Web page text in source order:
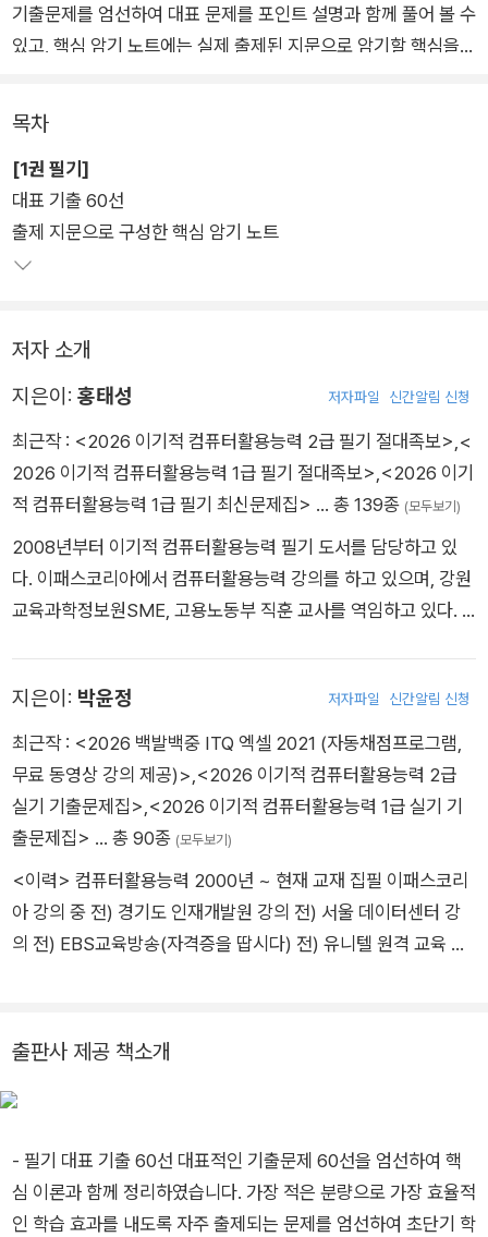
기출문제를 엄선하여 대표 문제를 포인트 설명과 함께 풀어 볼 수
있고, 핵심 암기 노트에는 실제 출제된 지문으로 암기할 핵심을
마지막으로 최신 2023~2024년 상시 기출문제를 복원하여 해
설과 함께/따로 풀어볼 수 있도록 하여 실전 대비를 철저히 할 수
있다. 동영상 강의는 QR을 통해 무료 제공하고 있으며 추가 문제
5회분과 핵심요약 PDF도 도서 구매자에게 제공하고 있다.
어려워하는 함수에 대비할 수 있도록 했다. 또한 상시 공략 문제 1
0회로 기출 문제를 풀어볼 수 있도록 하였다.
목차
[1권 필기]
대표 기출 60선
출제 지문으로 구성한 핵심 암기 노트
저자 소개
지은이: 홍태성 저자파일 신간알림 신청
최근작 : <2026 이기적 컴퓨터활용능력 2급 필기 절대족보>,<
2026 이기적 컴퓨터활용능력 1급 필기 절대족보>,<2026 이기
적 컴퓨터활용능력 1급 필기 최신문제집> … 총 139종 (모두보기)
2008년부터 이기적 컴퓨터활용능력 필기 도서를 담당하고 있
다. 이패스코리아에서 컴퓨터활용능력 강의를 하고 있으며, 강원
교육과학정보원SME, 고용노동부 직훈 교사를 역임하고 있다. 2
필하였다.
지은이: 박윤정 저자파일 신간알림 신청
최근작 : <2026 백발백중 ITQ 엑셀 2021 (자동채점프로그램,
무료 동영상 강의 제공)>,<2026 이기적 컴퓨터활용능력 2급
실기 기출문제집>,<2026 이기적 컴퓨터활용능력 1급 실기 기
출문제집> … 총 90종 (모두보기)
<이력> 컴퓨터활용능력 2000년 ~ 현재 교재 집필 이패스코리
아 강의 중 전) 경기도 인재개발원 강의 전) 서울 데이터센터 강
의 전) EBS교육방송(자격증을 땁시다) 전) 유니텔 원격 교육 연
워 폼나게 활용하는 엑셀 2007(성안당)』 『쉽게 배워 폼나게 활
013+파워포인트2013(성안당)』 『컴퓨터활용능력 1급, 2급, 3급
필기(멘토르)』등
출판사 제공 책소개
- 필기 대표 기출 60선 대표적인 기출문제 60선을 엄선하여 핵
심 이론과 함께 정리하였습니다. 가장 적은 분량으로 가장 효율적
인 학습 효과를 내도록 자주 출제되는 문제를 엄선하여 초단기 학